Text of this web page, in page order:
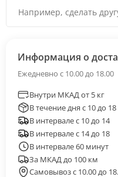
Информация о
Ежедневно с 10.00 до 18.00
Внутри МКАД от 5 кг
В течение дня с 10 до 18
В интервале с 10 до 14
В интервале с 14 до 18
В интервале 60 минут
За МКАД до 100 км
Самовывоз с 10.00 до